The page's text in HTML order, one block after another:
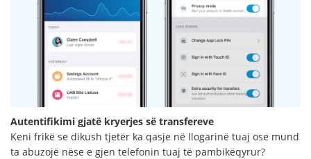
Autentifikimi gjatë kryerjes së transfereve
Keni frikë se dikush tjetër ka qasje në llogarinë tuaj ose mund
ta abuzojë nëse e gjen telefonin tuaj të pambikëqyrur?